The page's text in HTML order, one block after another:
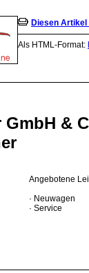
Diesen
Als HTML-Format:
&
Angebotene
· Neuwagen
· Service